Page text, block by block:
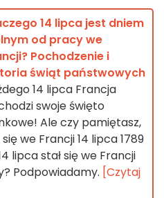
14 lipca jest dniem
od pracy we
Pochodzenie i
świąt państwowych
14 lipca Francja
swoje święto
Ale czy pamiętasz,
we Francji 14 lipca 1789
lipca stał się we Francji
Podpowiadamy. [Czytaj